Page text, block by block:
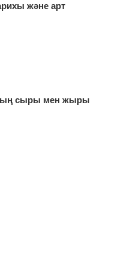
және арт
сыры мен жыры